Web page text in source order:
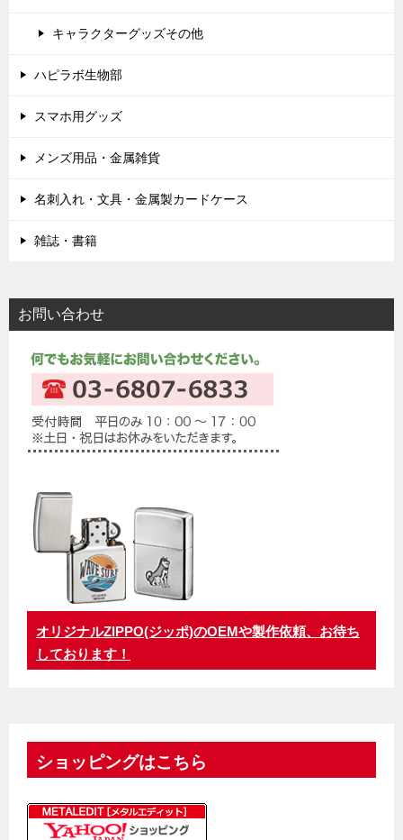
キャラクターグッズその他
ハピラボ生物部
スマホ用グッズ
メンズ用品・金属雑貨
名刺入れ・文具・金属製カードケース
雑誌・書籍
お問い合わせ
オリジナルZIPPO(ジッポ)のOEMや製作依頼、お待ち
しております！
ショッピングはこちら